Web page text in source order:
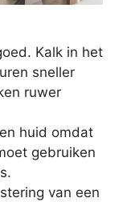
Kalk in het
sneller
ruwer
huid omdat
gebruiken
van een